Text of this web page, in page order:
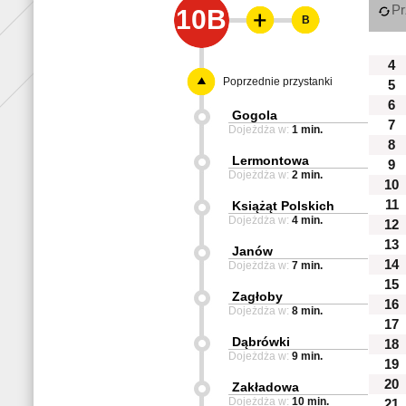
10B
4
5
6
7
8
9
10
11
12
13
14
15
16
17
18
19
20
B
Poprzednie przystanki
Gogola
Dojeżdża w: 1 min.
Lermontowa
Dojeżdża w: 2 min.
Książąt Polskich
Dojeżdża w: 4 min.
Janów
Dojeżdża w: 7 min.
Zagłoby
Dojeżdża w: 8 min.
Dąbrówki
Dojeżdża w: 9 min.
Zakładowa
Dojeżdża w: 10 min.